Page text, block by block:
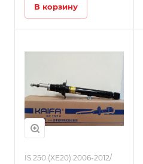
В корзину
IS 250 (XE20) 2006-2012/